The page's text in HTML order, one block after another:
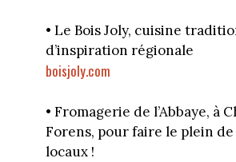
• Le Bois Joly, cuisine
d’inspiration régionale
boisjoly.com
• Fromagerie de l’Abbaye, à
Forens, pour faire le plein
locaux !